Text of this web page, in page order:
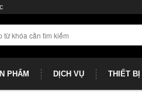
PHẨM DỊCH VỤ THIẾT BỊ